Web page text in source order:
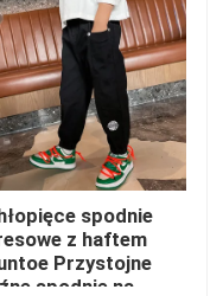
spodnie
z haftem
Przystojne
spodnie na